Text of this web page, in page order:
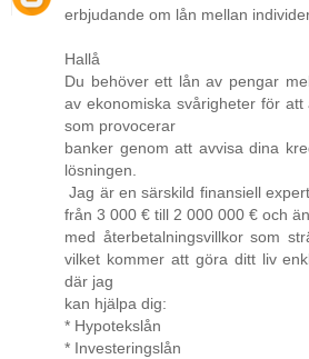
erbjudande om lån mellan
Hallå
Du behöver ett lån av pengar
av ekonomiska svårigheter för
som provocerar
banker genom att avvisa dina
lösningen.
Jag är en särskild finansiell
från 3 000 € till 2 000 000 € och
med återbetalningsvillkor som
vilket kommer att göra ditt liv
där jag
kan hjälpa dig:
* Hypotekslån
* Investeringslån